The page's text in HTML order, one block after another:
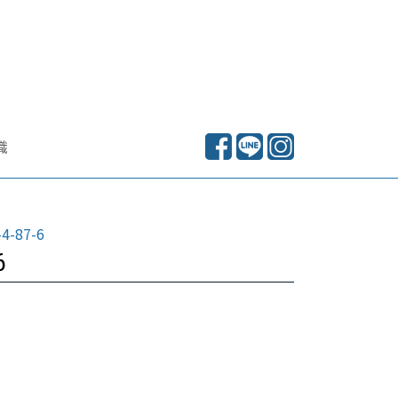
87-6